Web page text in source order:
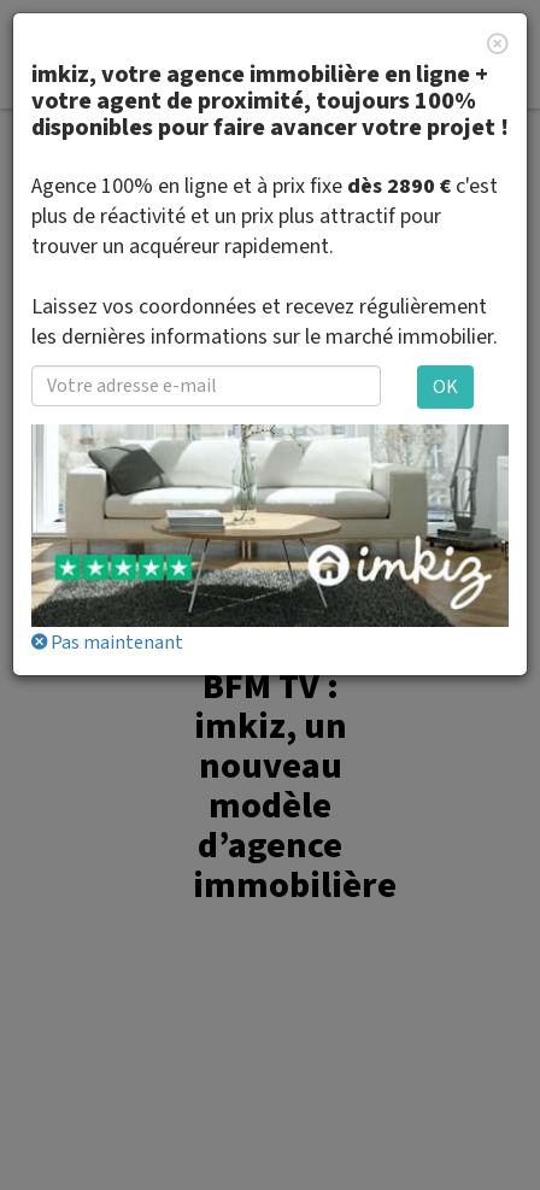
Tous les articles
Nos annonces
Conseils achat et vente
Le blog imkiz et les nouveaux acteurs de l'immobilier
BFM TV : imkiz, un nouveau modèle d’agence immobilière
BFM TV :
imkiz, un
nouveau
modèle
d’agence
immobilière
imkiz, votre agence immobilière en ligne +
votre agent de proximité, toujours 100%
disponibles pour faire avancer votre projet !
Agence 100% en ligne et à prix fixe dès 2890 € c'est
plus de réactivité et un prix plus attractif pour
trouver un acquéreur rapidement.
Laissez vos coordonnées et recevez régulièrement
les dernières informations sur le marché immobilier.
OK
Pas maintenant